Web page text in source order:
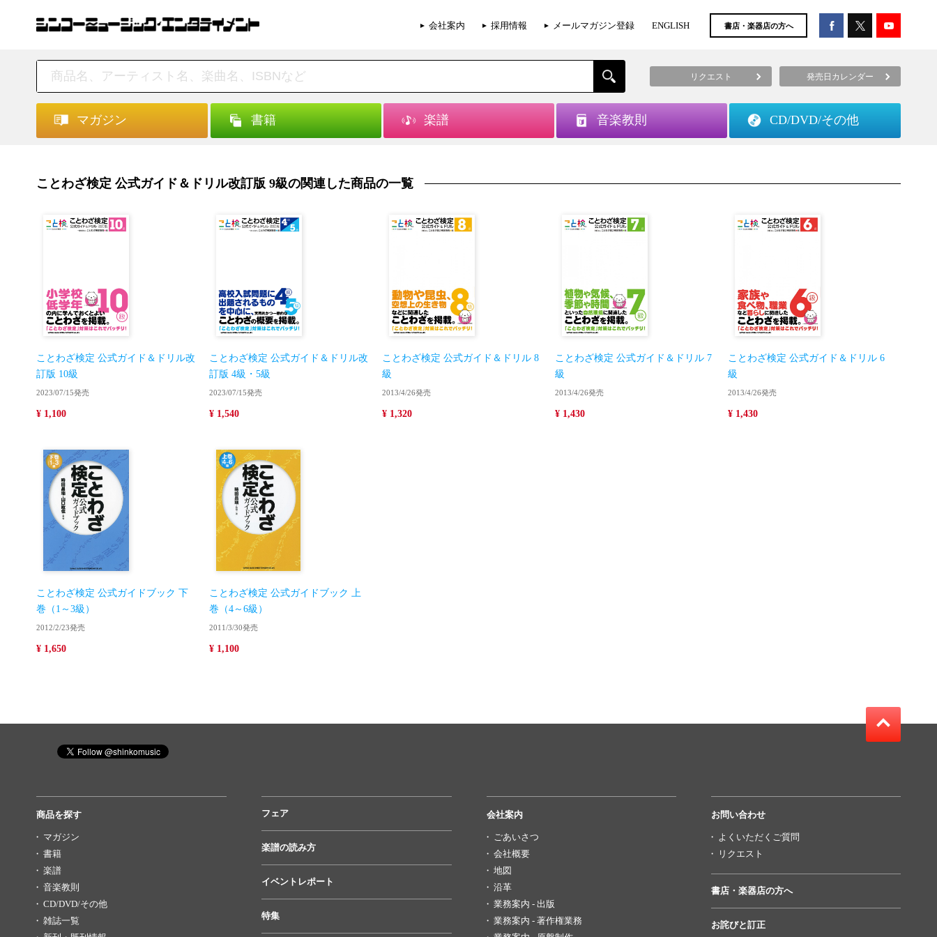
会社案内 採用情報 メールマガジン登録 ENGLISH 書店・楽器店の方へ
リクエスト 発売日カレンダー
マガジン 書籍 楽譜 音楽教則 CD/DVD/その他
ことわざ検定 公式ガイド＆ドリル改訂版 9級の関連した商品の一覧
ことわざ検定 公式ガイド＆ドリル改
訂版 10級
2023/07/15発売
¥ 1,100
ことわざ検定 公式ガイド＆ドリル改
訂版 4級・5級
2023/07/15発売
¥ 1,540
ことわざ検定 公式ガイド＆ドリル 8
級
2013/4/26発売
¥ 1,320
ことわざ検定 公式ガイド＆ドリル 7
級
2013/4/26発売
¥ 1,430
ことわざ検定 公式ガイド＆ドリル 6
級
2013/4/26発売
¥ 1,430
ことわざ検定 公式ガイドブック 下
巻（1～3級）
2012/2/23発売
¥ 1,650
ことわざ検定 公式ガイドブック 上
巻（4～6級）
2011/3/30発売
¥ 1,100
商品を探す
マガジン
書籍
楽譜
音楽教則
CD/DVD/その他
雑誌一覧
フェア
楽譜の読み方
イベントレポート
特集
会社案内
ごあいさつ
会社概要
地図
沿革
業務案内 - 出版
業務案内 - 著作権業務
お問い合わせ
よくいただくご質問
リクエスト
書店・楽器店の方へ
お詫びと訂正